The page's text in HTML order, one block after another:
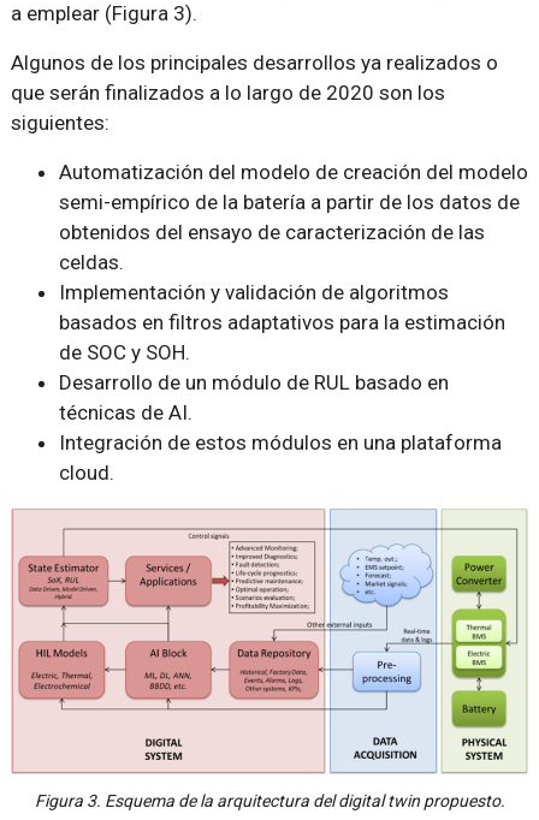
a emplear (Figura 3).
Algunos de los principales desarrollos ya realizados o
que serán finalizados a lo largo de 2020 son los
siguientes:
Automatización del modelo de creación del modelo
semi-empírico de la batería a partir de los datos de
obtenidos del ensayo de caracterización de las
celdas.
Implementación y validación de algoritmos
basados en filtros adaptativos para la estimación
de SOC y SOH.
Desarrollo de un módulo de RUL basado en
técnicas de AI.
Integración de estos módulos en una plataforma
cloud.
Figura 3. Esquema de la arquitectura del digital twin propuesto.